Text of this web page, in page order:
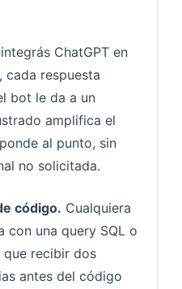
ChatGPT en
respuesta
bot le da a un
amplifica el
al punto, sin
no solicitada.
código. Cualquiera
con una query SQL o
que recibir dos
antes del código